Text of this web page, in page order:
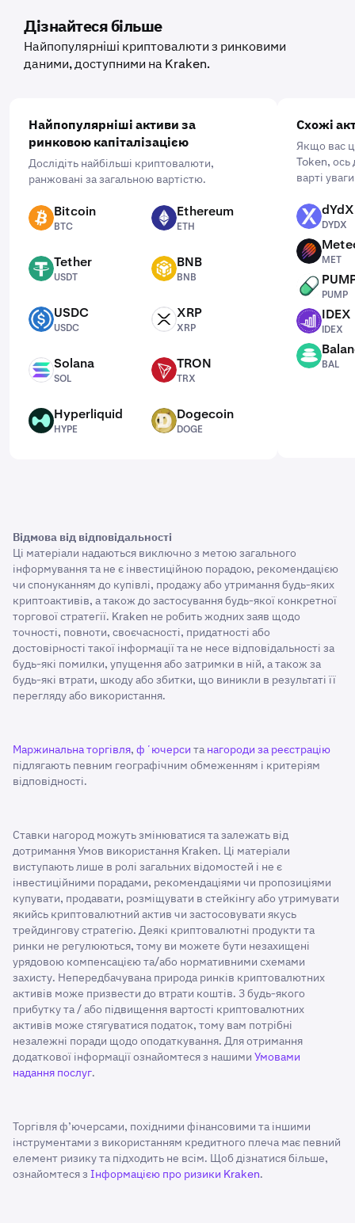
актив, який ви хочете придбати. Потім введіть суму,
яку ви хочете придбати, і виберіть частоту, натиснувши
«Одноразово» та вибравши зручний для вас графік:
щодня, щотижня або щомісяця.
Дізнайтеся більше
Найпопулярніші криптовалюти з ринковими
даними, доступними на Kraken.
Найпопулярніші активи за
ринковою капіталізацією
Дослідіть найбільші криптовалюти,
ранжовані за загальною вартістю.
BTC Bitcoin
BTC
ETH Ethereum
ETH
USDT Tether
USDT
BNB BNB
BNB
USDC USDC
USDC
XRP XRP
XRP
SOL Solana
SOL
TRX TRON
TRX
HYPE Hyperliquid
HYPE
DOGE Dogecoin
DOGE
Схожі
Якщо вас
Token, ось
варті
DYDX dYdX
DYDX
MET
MET
PUMP
PUMP
IDEX IDEX
IDEX
BAL
BAL
Відмова від відповідальності
Ці матеріали надаються виключно з метою загального
інформування та не є інвестиційною порадою, рекомендацією
чи спонуканням до купівлі, продажу або утримання будь-яких
криптоактивів, а також до застосування будь-якої конкретної
торгової стратегії. Kraken не робить жодних заяв щодо
точності, повноти, своєчасності, придатності або
достовірності такої інформації та не несе відповідальності за
будь-які помилки, упущення або затримки в ній, а також за
будь-які втрати, шкоду або збитки, що виникли в результаті її
перегляду або використання.
Маржинальна торгівля, фʼючерси та нагороди за реєстрацію
підлягають певним географічним обмеженням і критеріям
відповідності.
Ставки нагород можуть змінюватися та залежать від
дотримання Умов використання Kraken. Ці матеріали
виступають лише в ролі загальних відомостей і не є
інвестиційними порадами, рекомендаціями чи пропозиціями
купувати, продавати, розміщувати в стейкінгу або утримувати
якийсь криптовалютний актив чи застосовувати якусь
трейдингову стратегію. Деякі криптовалютні продукти та
ринки не регулюються, тому ви можете бути незахищені
урядовою компенсацією та/або нормативними схемами
захисту. Непередбачувана природа ринків криптовалютних
активів може призвести до втрати коштів. З будь-якого
прибутку та / або підвищення вартості криптовалютних
активів може стягуватися податок, тому вам потрібні
незалежні поради щодо оподаткування. Для отримання
додаткової інформації ознайомтеся з нашими Умовами
надання послуг.
Торгівля ф’ючерсами, похідними фінансовими та іншими
інструментами з використанням кредитного плеча має певний
елемент ризику та підходить не всім. Щоб дізнатися більше,
ознайомтеся з Інформацією про ризики Kraken.